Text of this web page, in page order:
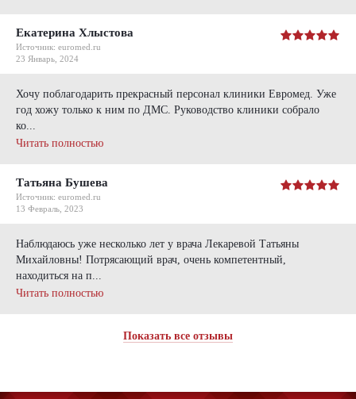
Екатерина Хлыстова
Источник: euromed.ru
23 Январь, 2024
Хочу поблагодарить прекрасный персонал клиники Евромед. Уже
год хожу только к ним по ДМС. Руководство клиники собрало
ко...
Читать полностью
Татьяна Бушева
Источник: euromed.ru
13 Февраль, 2023
Наблюдаюсь уже несколько лет у врача Лекаревой Татьяны
Михайловны! Потрясающий врач, очень компетентный,
находиться на п...
Читать полностью
Показать все отзывы